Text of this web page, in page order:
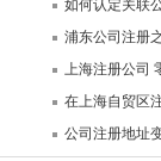
如何认定关联
浦东公司注册
上海注册公司
在上海自贸区
公司注册地址